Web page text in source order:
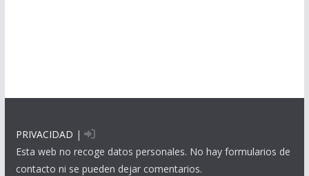
PRIVACIDAD |
Esta web no recoge datos personales. No hay formularios de
contacto ni se pueden dejar comentarios.